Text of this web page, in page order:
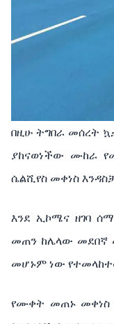
በዚሁ ትግበራ መሰረት
ያከናወነችው ሙከራ
ሴልሺየስ መቀነስ
እንደ ኢኮሜና ዘገባ
መጠን ከሌላው መደበኛ
መሆኑም ነው
የሙቀት መጠኑ